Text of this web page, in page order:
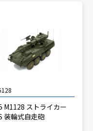
M1128 ストライカー
装輪式自走砲